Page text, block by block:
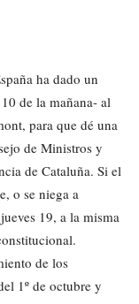
ha dado un
de la mañana- al
para que dé una
de Ministros y
de Cataluña. Si el
o se niega a
19, a la misma
de los
1º de octubre y